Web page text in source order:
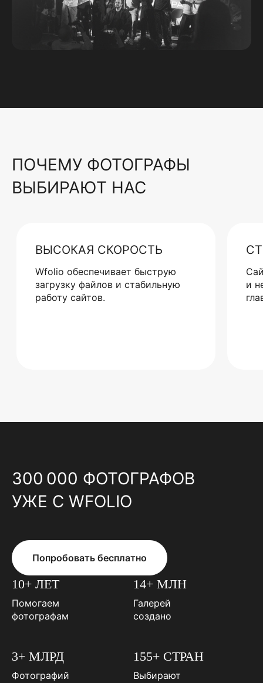
ПОЧЕМУ ФОТОГРАФЫ
ВЫБИРАЮТ НАС
ВЫСОКАЯ СКОРОСТЬ
Wfolio обеспечивает быструю
загрузку файлов и стабильную
работу сайтов.
и
300 000 ФОТОГРАФОВ
УЖЕ С WFOLIO
Попробовать бесплатно
10+ ЛЕТ
Помогаем
фотографам
14+ МЛН
Галерей
создано
3+ МЛРД
Фотографий
155+ СТРАН
Выбирают